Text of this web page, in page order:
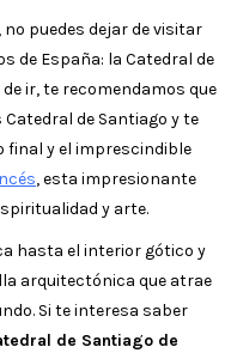
no puedes dejar de visitar
de España: la Catedral de
ir, te recomendamos que
de Santiago y te
final y el imprescindible
, esta impresionante
y arte.
hasta el interior gótico y
arquitectónica que atrae
Si te interesa saber
de Santiago de